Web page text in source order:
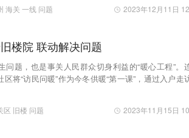
海关 一线 问题 2023年12月11日
楼院 联动解决问题
问题，也是事关人民群众切身利益的“暖心工程”。
将“访民问暖”作为今冬供暖“第一课”，通过入户走
区 旧楼 问题 2023年11月15日